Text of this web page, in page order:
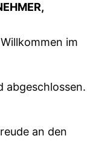
im
abgeschlossen.
an den